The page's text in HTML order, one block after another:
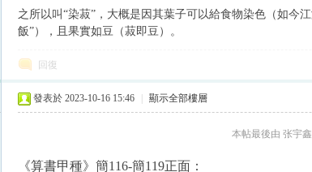
之所以叫“染菽”，大概是因其葉子可以給食物染色（如今
飯”），且果實如豆（菽即豆）。
回復
發表於 2023-10-16 15:46 顯示全部樓層
本帖最後由 张宇
《算書甲種》簡116-簡119正面：